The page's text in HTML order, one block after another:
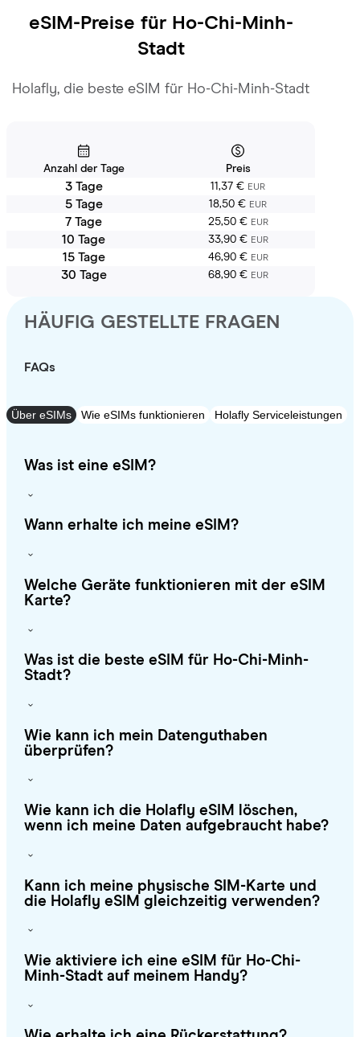
eSIM-Preise für Ho-Chi-Minh-
Stadt
Holafly, die beste eSIM für Ho-Chi-Minh-Stadt
Anzahl der Tage Preis
3 Tage 11,37 € EUR
5 Tage 18,50 € EUR
7 Tage 25,50 € EUR
10 Tage 33,90 € EUR
15 Tage 46,90 € EUR
30 Tage 68,90 € EUR
HÄUFIG GESTELLTE FRAGEN
FAQs
Über eSIMs Wie eSIMs funktionieren Holafly Serviceleistungen
Was ist eine eSIM?
Wann erhalte ich meine eSIM?
Welche Geräte funktionieren mit der eSIM
Karte?
Was ist die beste eSIM für Ho-Chi-Minh-
Stadt?
Wie kann ich mein Datenguthaben
überprüfen?
Wie kann ich die Holafly eSIM löschen,
wenn ich meine Daten aufgebraucht habe?
Kann ich meine physische SIM-Karte und
die Holafly eSIM gleichzeitig verwenden?
Wie aktiviere ich eine eSIM für Ho-Chi-
Minh-Stadt auf meinem Handy?